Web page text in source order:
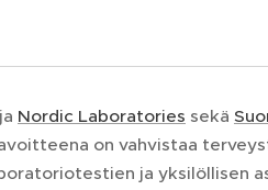
Nordic Laboratories sekä
on vahvistaa
ja yksilöllisen